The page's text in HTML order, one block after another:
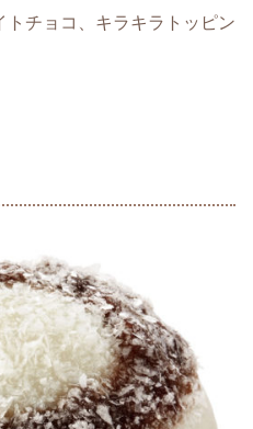
チョコ、キラキラトッピン